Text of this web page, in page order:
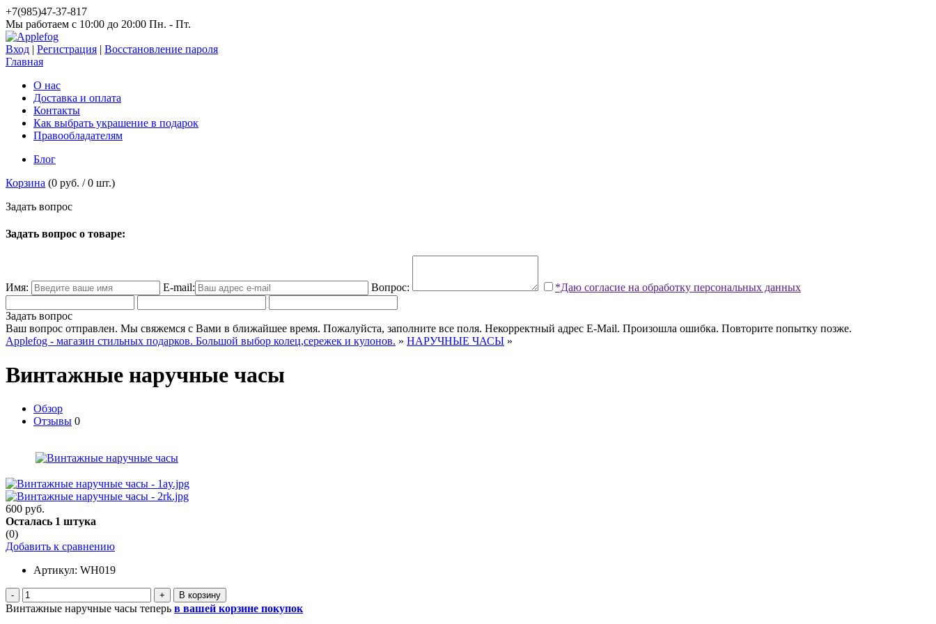
+7(985)47-37-817
Мы работаем c 10:00 до 20:00 Пн. - Пт.
Вход | Регистрация | Восстановление пароля
Главная
О нас
Доставка и оплата
Контакты
Как выбрать украшение в подарок
Правообладателям
Блог
Корзина (0 руб. /0 шт.)
Задать вопрос
Задать вопрос о товаре:
Имя: E-mail: Вопрос: *Даю согласие на обработку персональных данных
Задать вопрос
Ваш вопрос отправлен. Мы свяжемся с Вами в ближайшее время. Пожалуйста, заполните все поля. Некорректный адрес E-Mail. Произошла ошибка. Повторите попытку позже.
Applefog - магазин стильных подарков. Большой выбор колец,сережек и кулонов. » НАРУЧНЫЕ ЧАСЫ »
Винтажные наручные часы
Обзор
Отзывы 0
600 руб.
Осталась 1 штука
(0)
Добавить к сравнению
Артикул: WH019
- +
Винтажные наручные часы теперь в вашей корзине покупок